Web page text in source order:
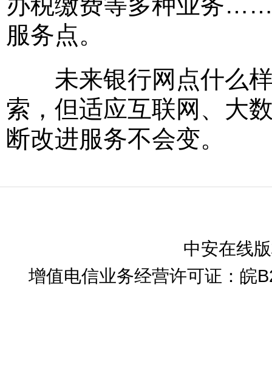
服务点。
未来银行网点什么样
索，但适应互联网、大
断改进服务不会变。
中安在线
增值电信业务经营许可证：皖